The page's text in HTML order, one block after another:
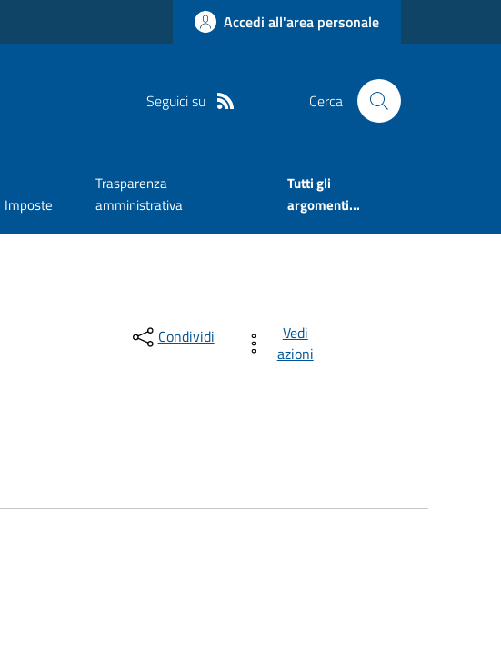
Accedi all'area personale
Seguici su Cerca
Imposte
Trasparenza
amministrativa
Tutti gli
argomenti...
Condividi
Vedi
azioni